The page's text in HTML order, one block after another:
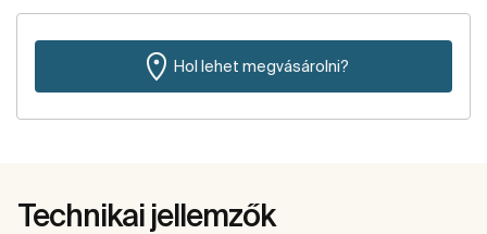
Hol lehet megvásárolni?
Technikai jellemzők